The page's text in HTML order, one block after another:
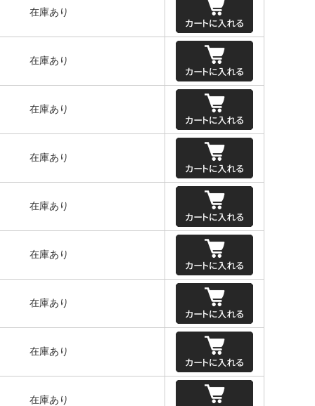
在庫あり
在庫あり
在庫あり
在庫あり
在庫あり
在庫あり
在庫あり
在庫あり
在庫あり